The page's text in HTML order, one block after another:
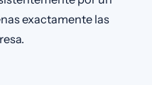
exactamente las